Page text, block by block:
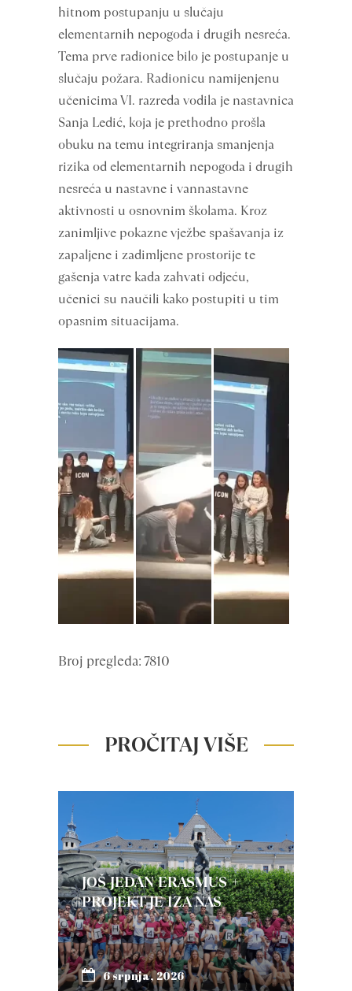
hitnom postupanju u slučaju
elementarnih nepogoda i drugih nesreća.
Tema prve radionice bilo je postupanje u
slučaju požara. Radionicu namijenjenu
učenicima VI. razreda vodila je nastavnica
Sanja Ledić, koja je prethodno prošla
obuku na temu integriranja smanjenja
rizika od elementarnih nepogoda i drugih
nesreća u nastavne i vannastavne
aktivnosti u osnovnim školama. Kroz
zanimljive pokazne vježbe spašavanja iz
zapaljene i zadimljene prostorije te
gašenja vatre kada zahvati odjeću,
učenici su naučili kako postupiti u tim
opasnim situacijama.
Broj pregleda: 7810
PROČITAJ VIŠE
JOŠ JEDAN ERASMUS +
PROJEKT JE IZA NAS
6 srpnja, 2026